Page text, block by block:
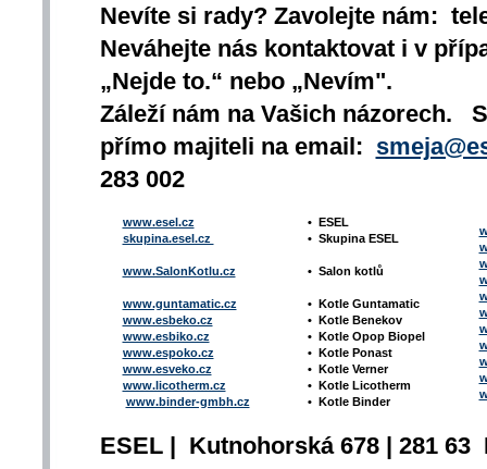
Nevíte si rady? Zavolejte nám:
Neváhejte nás kontaktovat i v
„Nejde to.“ nebo „Nevím".
Záleží nám na Vašich názorech.
přímo majiteli na email:
283 002
www.esel.cz
skupina.esel.cz
www.SalonKotlu.cz
www.guntamatic.cz
www.esbeko.cz
www.esbiko.cz
www.espoko.cz
www.esveko.cz
www.licotherm.cz
www.binder-gmbh.cz
• ESEL
• Skupina ESEL
• Salon kotlů
• Kotle Guntamatic
• Kotle Benekov
• Kotle Opop Biopel
• Kotle Ponast
• Kotle Verner
• Kotle Licotherm
• Kotle Binder
ESEL | Kutnohorská 678 | 281